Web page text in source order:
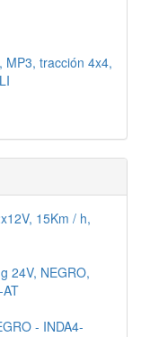
MP3, tracción 4x4,
15Km / h,
24V, NEGRO,
- INDA4-